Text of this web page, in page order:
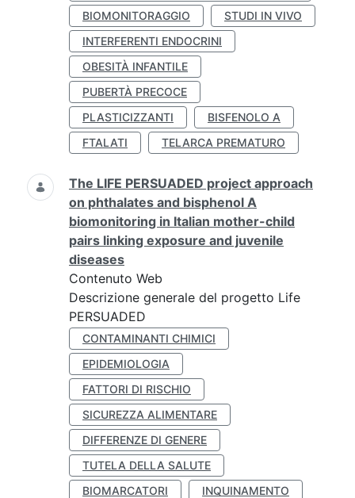
BIOMONITORAGGIO
STUDI IN VIVO
INTERFERENTI ENDOCRINI
OBESITÀ INFANTILE
PUBERTÀ PRECOCE
PLASTICIZZANTI
BISFENOLO A
FTALATI
TELARCA PREMATURO
The LIFE PERSUADED project approach
on phthalates and bisphenol A
biomonitoring in Italian mother-child
pairs linking exposure and juvenile
diseases
Contenuto Web
Descrizione generale del progetto Life
PERSUADED
CONTAMINANTI CHIMICI
EPIDEMIOLOGIA
FATTORI DI RISCHIO
SICUREZZA ALIMENTARE
DIFFERENZE DI GENERE
TUTELA DELLA SALUTE
BIOMARCATORI
INQUINAMENTO